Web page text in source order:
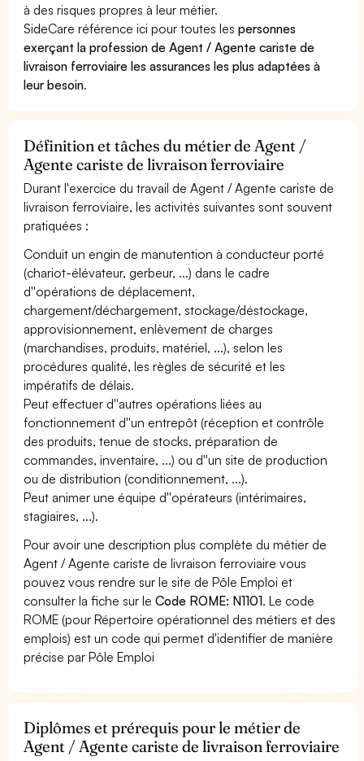
à des risques propres à leur métier.
SideCare référence ici pour toutes lespersonnes
exerçant la profession de Agent / Agente cariste de
livraison ferroviaire les assurances les plus adaptées à
leur besoin.
Définition et tâches du métier de Agent /
Agente cariste de livraison ferroviaire
Durant l'exercice du travail de Agent / Agente cariste de
livraison ferroviaire, les activités suivantes sont souvent
pratiquées :
Conduit un engin de manutention à conducteur porté
(chariot-élévateur, gerbeur, ...) dans le cadre
d''opérations de déplacement,
chargement/déchargement, stockage/déstockage,
approvisionnement, enlèvement de charges
(marchandises, produits, matériel, ...), selon les
procédures qualité, les règles de sécurité et les
impératifs de délais.
Peut effectuer d''autres opérations liées au
fonctionnement d''un entrepôt (réception et contrôle
des produits, tenue de stocks, préparation de
commandes, inventaire, ...) ou d''un site de production
ou de distribution (conditionnement, ...).
Peut animer une équipe d''opérateurs (intérimaires,
stagiaires, ...).
Pour avoir une description plus complète du métier de
Agent / Agente cariste de livraison ferroviaire vous
pouvez vous rendre sur le site de Pôle Emploi et
consulter la fiche sur leCode ROME: N1101. Le code
ROME (pour Répertoire opérationnel des métiers et des
emplois) est un code qui permet d'identifier de manière
précise par Pôle Emploi
Diplômes et prérequis pour le métier de
Agent / Agente cariste de livraison ferroviaire